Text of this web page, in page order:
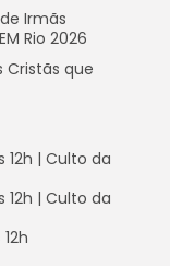
Irmãs
Rio 2026
Cristãs que
12h | Culto da
12h | Culto da